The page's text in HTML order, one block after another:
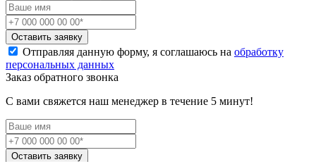
Оставить заявку
Отправляя данную форму, я соглашаюсь на обработку
персональных данных
Заказ обратного звонка
С вами свяжется наш менеджер в течение 5 минут!
Оставить заявку